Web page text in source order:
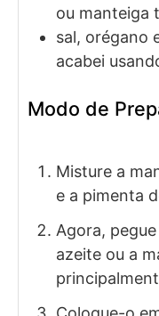
ou manteiga
sal, orégano
acabei
Modo de
Misture a
e a pimenta
Agora,
azeite ou a